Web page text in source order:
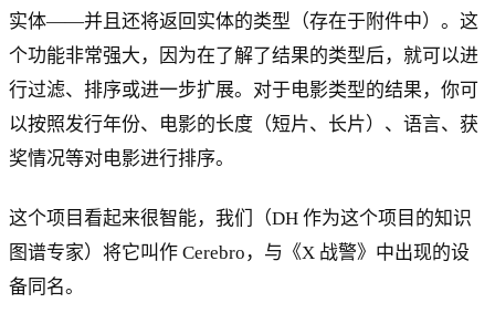
实体——并且还将返回实体的类型（存在于附件中）。这
个功能非常强大，因为在了解了结果的类型后，就可以进
行过滤、排序或进一步扩展。对于电影类型的结果，你可
以按照发行年份、电影的长度（短片、长片）、语言、获
奖情况等对电影进行排序。
这个项目看起来很智能，我们（DH 作为这个项目的知识
图谱专家）将它叫作 Cerebro，与《X 战警》中出现的设
备同名。